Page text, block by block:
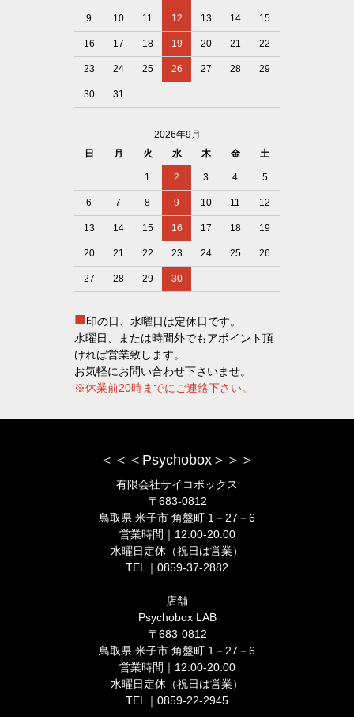
9 10 11 12 13 14 15
16 17 18 19 20 21 22
23 24 25 26 27 28 29
30 31
2026年9月
日
月 火 水 木 金 土
1 2 3 4 5
6 7 8 9 10 11 12
13 14 15 16 17 18 19
20 21 22 23 24 25 26
27 28 29 30
■印の日、水曜日は定休日です。
水曜日、または時間外でもアポイント頂
ければ営業致します。
お気軽にお問い合わせ下さいませ。
※休業前20時までにご連絡下さい。
＜＜＜Psychobox＞＞＞
有限会社サイコボックス
〒683-0812
鳥取県 米子市 角盤町 1－27－6
営業時間｜12:00-20:00
水曜日定休（祝日は営業）
TEL｜0859-37-2882
店舗
Psychobox LAB
〒683-0812
鳥取県 米子市 角盤町 1－27－6
営業時間｜12:00-20:00
水曜日定休（祝日は営業）
TEL｜0859-22-2945